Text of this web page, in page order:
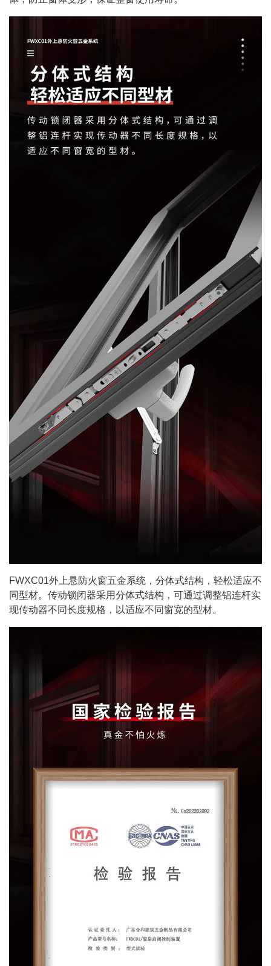
FWXC01外上悬防火窗五金系统，分体式结构，轻松适应不
同型材。传动锁闭器采用分体式结构，可通过调整铝连杆实
现传动器不同长度规格，以适应不同窗宽的型材。